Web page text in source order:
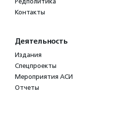
Контакты
Деятельность
Издания
Спецпроекты
Мероприятия АСИ
Отчеты